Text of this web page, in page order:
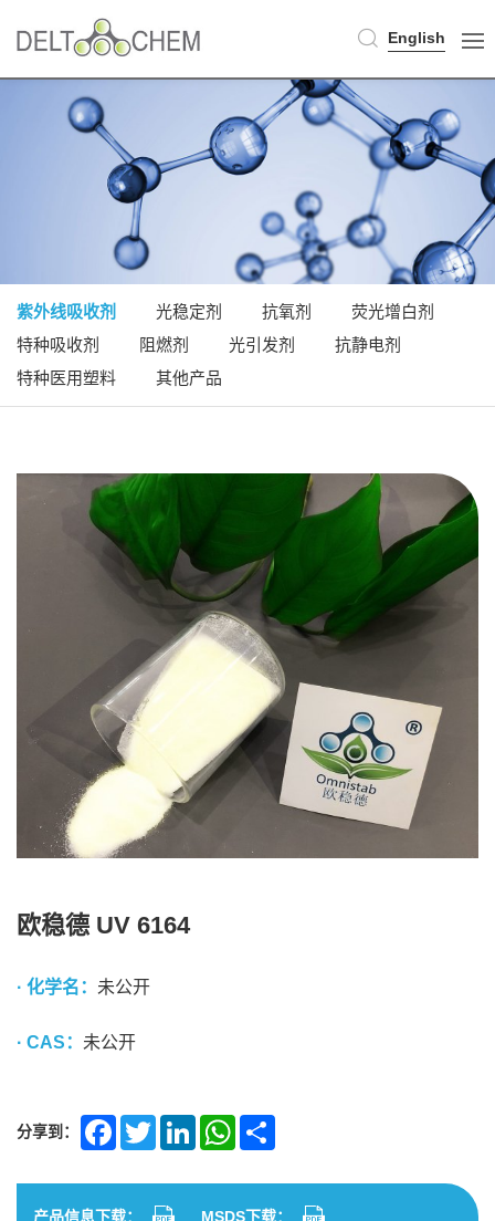
English
紫外线吸收剂 光稳定剂 抗氧剂
荧光增白剂
特种吸收剂
阻燃剂 光引发剂
抗静电剂
特种医用塑料
其他产品
欧稳德 UV 6164
· 化学名： 未公开
· CAS： 未公开
分享到： Facebook
TwitterLinkedInWhatsApp
产品信息下载：
MSDS下载：